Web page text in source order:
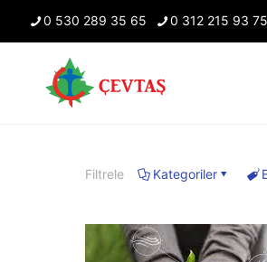
0 530 289 35 65 0 312 215 93 75
Filtrele Kategoriler